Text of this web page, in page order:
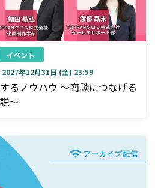
イベント
年12月31日 (金) 23:59
るノウハウ ～商談につなげる
～